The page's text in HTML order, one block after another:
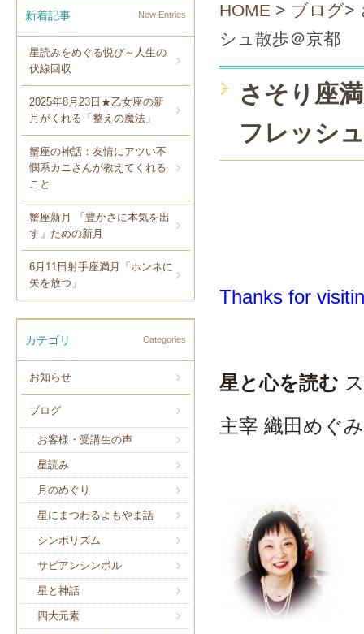
新着記事 New Entries
星読みをめぐる悦び～人生の
伏線回収
2025年8月23日★乙女座の新
月がくれる「整えの魔法」
蟹座の神話：友情にアツい不
憫系カニさんが教えてくれる
こと
蟹座新月 「豊かさに本気を出
す」ための新月
6月11日射手座満月「ホンネに
矢を放つ」
カテゴリ Categories
お知らせ
ブログ
お客様・受講生の声
星読み
月のめぐり
星にまつわるよもやま話
シンボリズム
サビアンシンボル
星と神話
四大元素
HOME > ブログ>
シュ散歩＠京都
さそり座
フレッシ
Thanks for
星と心を読む
主宰 織田めぐ